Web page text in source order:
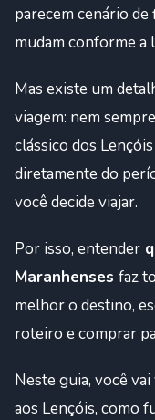
parecem cenário
mudam conforme a
Mas existe um
viagem: nem
clássico dos
diretamente do
você decide viajar.
Por isso, entender
Maranhenses faz
melhor o destino,
roteiro e comprar
Neste guia, você
aos Lençóis, como